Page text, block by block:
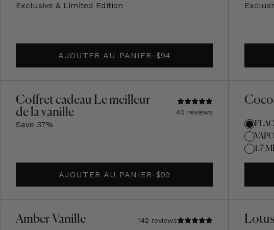
Exclusive & Limited Edition
AJOUTER AU PANIER-PRIX D'ORIGINE
$94
Coffret cadeau Le meilleur
de la vanille
Save 37%
40 reviews
AJOUTER AU PANIER-PRIX D'ORIGINE
$99
1.7
Amber Vanille 142 reviews